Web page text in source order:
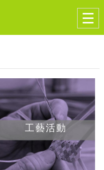
工藝活動